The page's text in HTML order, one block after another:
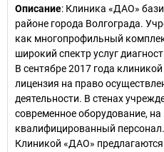
Описание: Клиника «ДАО»
районе города Волгограда.
как многопрофильный
широкий спектр услуг
В сентябре 2017 года
лицензия на право
деятельности. В стенах
современное оборудование,
квалифицированный персонал.
Клиникой «ДАО» предлагаются